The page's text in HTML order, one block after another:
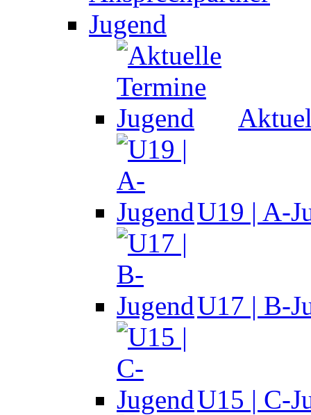
Jugend
U19 | A-
U17 | B-
U15 | C-